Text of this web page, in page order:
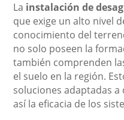
La instalación de
que exige un alto nivel
conocimiento del
no solo poseen la
también comprenden
el suelo en la región.
soluciones adaptadas
así la eficacia de los